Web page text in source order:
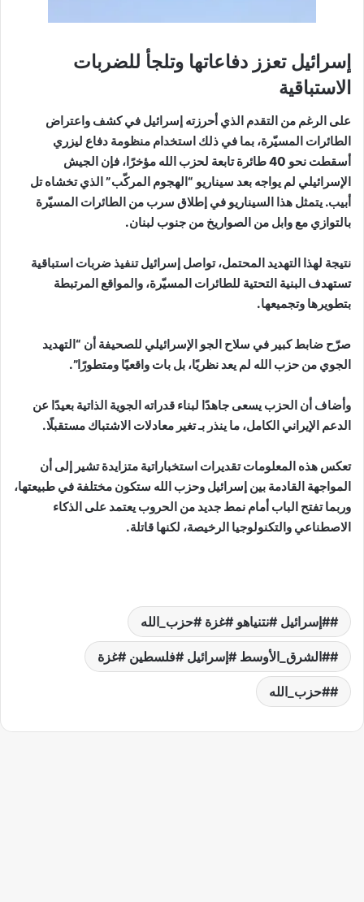
إسرائيل تعزز دفاعاتها وتلجأ للضربات
الاستباقية
على الرغم من التقدم الذي أحرزته إسرائيل في كشف واعتراض
الطائرات المسيّرة، بما في ذلك استخدام منظومة دفاع ليزري
أسقطت نحو 40 طائرة تابعة لحزب الله مؤخرًا، فإن الجيش
الإسرائيلي لم يواجه بعد سيناريو “الهجوم المركّب” الذي تخشاه تل
أبيب. يتمثل هذا السيناريو في إطلاق سرب من الطائرات المسيّرة
بالتوازي مع وابل من الصواريخ من جنوب لبنان.
نتيجة لهذا التهديد المحتمل، تواصل إسرائيل تنفيذ ضربات استباقية
تستهدف البنية التحتية للطائرات المسيّرة، والمواقع المرتبطة
بتطويرها وتجميعها.
صرّح ضابط كبير في سلاح الجو الإسرائيلي للصحيفة أن “التهديد
الجوي من حزب الله لم يعد نظريًا، بل بات واقعيًا ومتطورًا”.
وأضاف أن الحزب يسعى جاهدًا لبناء قدراته الجوية الذاتية بعيدًا عن
الدعم الإيراني الكامل، ما ينذر بـ تغير معادلات الاشتباك مستقبلًا.
تعكس هذه المعلومات تقديرات استخباراتية متزايدة تشير إلى أن
المواجهة القادمة بين إسرائيل وحزب الله ستكون مختلفة في طبيعتها،
وربما تفتح الباب أمام نمط جديد من الحروب يعتمد على الذكاء
الاصطناعي والتكنولوجيا الرخيصة، لكنها قاتلة.
#إسرائيل #نتنياهو #غزة #حزب_الله
#الشرق_الأوسط #إسرائيل #فلسطين #غزة
#حزب_الله